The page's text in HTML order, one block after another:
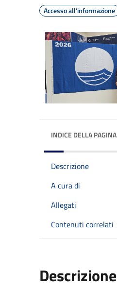
Accesso all'informazione
INDICE DELLA PAGINA
Descrizione
A cura di
Allegati
Contenuti correlati
Descrizione